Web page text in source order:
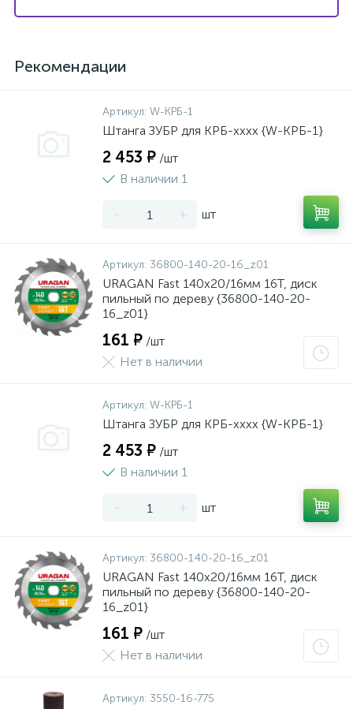
Рекомендации
Артикул: W-КРБ-1
Штанга ЗУБР для КРБ-хххх {W-КРБ-1}
2 453 ₽ /шт
В наличии 1
- + шт
Артикул: 36800-140-20-16_z01
URAGAN Fast 140x20/16мм 16Т, диск
пильный по дереву {36800-140-20-
16_z01}
161 ₽ /шт
Нет в наличии
Артикул: W-КРБ-1
Штанга ЗУБР для КРБ-хххх {W-КРБ-1}
2 453 ₽ /шт
В наличии 1
- + шт
Артикул: 36800-140-20-16_z01
URAGAN Fast 140x20/16мм 16Т, диск
пильный по дереву {36800-140-20-
16_z01}
161 ₽ /шт
Нет в наличии
Артикул: 3550-16-775